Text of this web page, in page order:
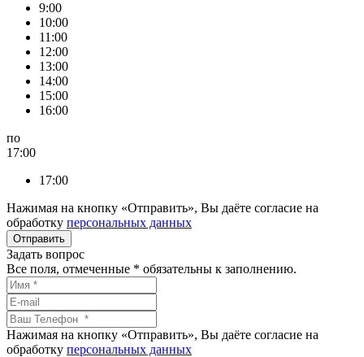
9:00
10:00
11:00
12:00
13:00
14:00
15:00
16:00
по
17:00
17:00
Нажимая на кнопку «Отправить», Вы даёте согласие на
обработку персональных данных
Задать вопрос
Все поля, отмеченные * обязательны к заполнению.
Нажимая на кнопку «Отправить», Вы даёте согласие на
обработку персональных данных